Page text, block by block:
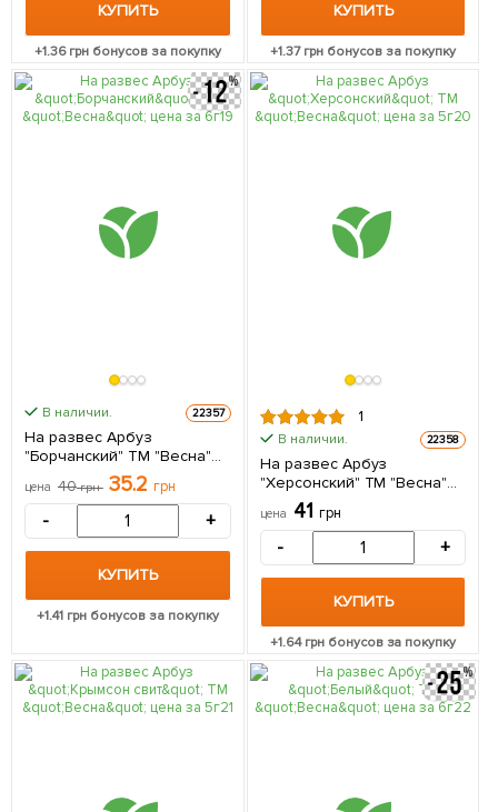
КУПИТЬ
+1.36грн бонусов за покупку
КУПИТЬ
+1.37грн бонусов за покупку
В наличии. 22357
На развес Арбуз
"Борчанский" ТМ "Весна"
цена 40грн 35.2 грн
- +
КУПИТЬ
+1.41 грн бонусов за покупку
1
В наличии. 22358
На развес Арбуз
"Херсонский" ТМ "Весна"
цена за 5г
цена 41 грн
- +
КУПИТЬ
+1.64грн бонусов за покупку